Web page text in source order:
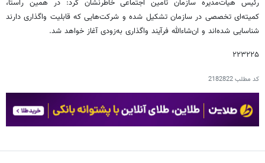
رئیس هیأت‌مدیره سازمان تأمین اجتماعی خاطرنشان کرد: در همین راستا،
کمیته‌ای تخصصی در سازمان تشکیل شده و شرکت‌هایی که قابلیت واگذاری دارند
شناسایی شده‌اند و ان‌شاءالله فرآیند واگذاری به‌زودی آغاز خواهد شد.
۲۲۳۲۲۵
کد مطلب2182822